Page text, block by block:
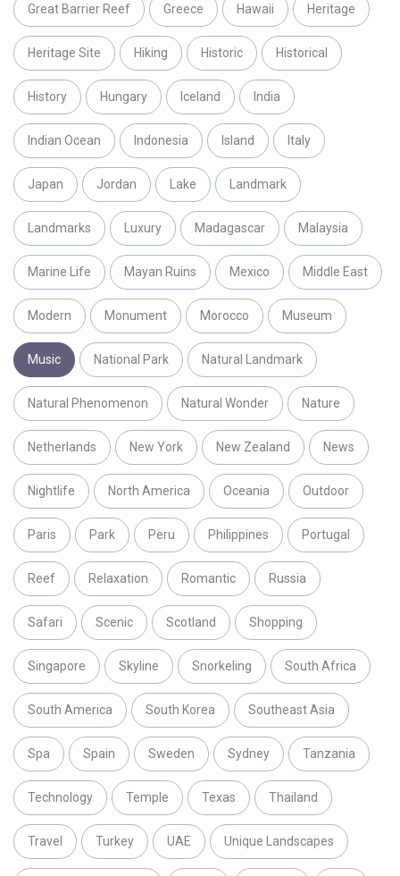
Great Barrier Reef Greece Hawaii Heritage
Heritage Site Hiking Historic Historical
History Hungary Iceland India
Indian Ocean Indonesia Island Italy
Japan Jordan Lake Landmark
Landmarks Luxury Madagascar Malaysia
Marine Life Mayan Ruins Mexico Middle East
Modern Monument Morocco Museum
Music National Park Natural Landmark
Natural Phenomenon Natural Wonder Nature
Netherlands New York New Zealand News
Nightlife North America Oceania Outdoor
Paris Park Peru Philippines Portugal
Reef Relaxation Romantic Russia
Safari Scenic Scotland Shopping
Singapore Skyline Snorkeling South Africa
South America South Korea Southeast Asia
Spa Spain Sweden Sydney Tanzania
Technology Temple Texas Thailand
Travel Turkey UAE Unique Landscapes